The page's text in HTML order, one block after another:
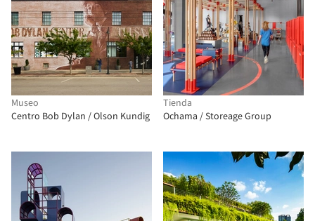
Museo
Centro Bob Dylan / Olson Kundig
Tienda
Ochama / Storeage Group